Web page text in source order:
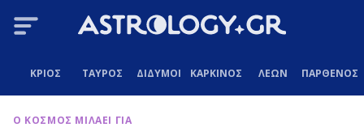
ΚΡΙΟΣ ΤΑΥΡΟΣ ΔΙΔΥΜΟΙ ΚΑΡΚΙΝΟΣ ΛΕΩΝ ΠΑΡΘΕΝΟΣ
Ο ΚΟΣΜΟΣ ΜΙΛΑΕΙ ΓΙΑ